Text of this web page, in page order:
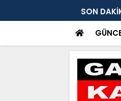
SON
Kahta İmtiyaz Sahibi